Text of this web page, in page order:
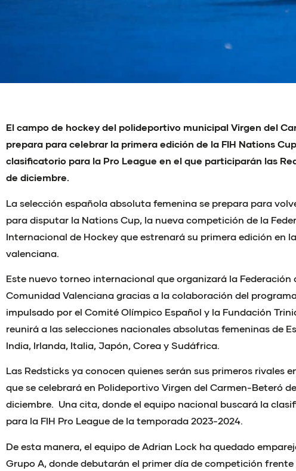
El campo de hockey del polideportivo municipal Virgen del
prepara para celebrar la primera edición de la FIH Nations
clasificatorio para la Pro League en el que participarán las
de diciembre.
La selección española absoluta femenina se prepara para
para disputar la Nations Cup, la nueva competición de la
Internacional de Hockey que estrenará su primera edición en
valenciana.
Este nuevo torneo internacional que organizará la Federación
Comunidad Valenciana gracias a la colaboración del programa
impulsado por el Comité Olímpico Español y la Fundación
reunirá a las selecciones nacionales absolutas femeninas de
India, Irlanda, Italia, Japón, Corea y Sudáfrica.
Las Redsticks ya conocen quienes serán sus primeros rivales
que se celebrará en Polideportivo Virgen del Carmen-Beteró del
diciembre. Una cita, donde el equipo nacional buscará la
para la FIH Pro League de la temporada 2023-2024.
De esta manera, el equipo de Adrian Lock ha quedado
Grupo A, donde debutarán el primer día de competición frente